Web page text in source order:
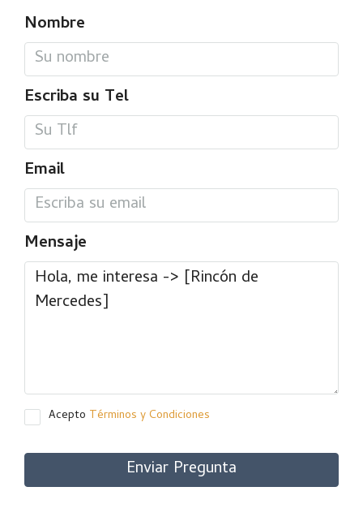
Nombre
Escriba su Tel
Email
Mensaje
Acepto Términos y Condiciones
Enviar Pregunta